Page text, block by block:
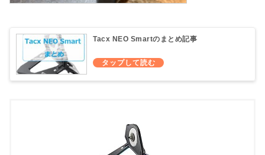
Tacx NEO Smartのまとめ記事